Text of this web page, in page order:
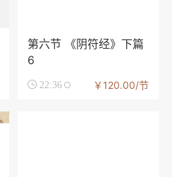
第六节 《阴符经》下篇
6
 22:36 ￥120.00/节